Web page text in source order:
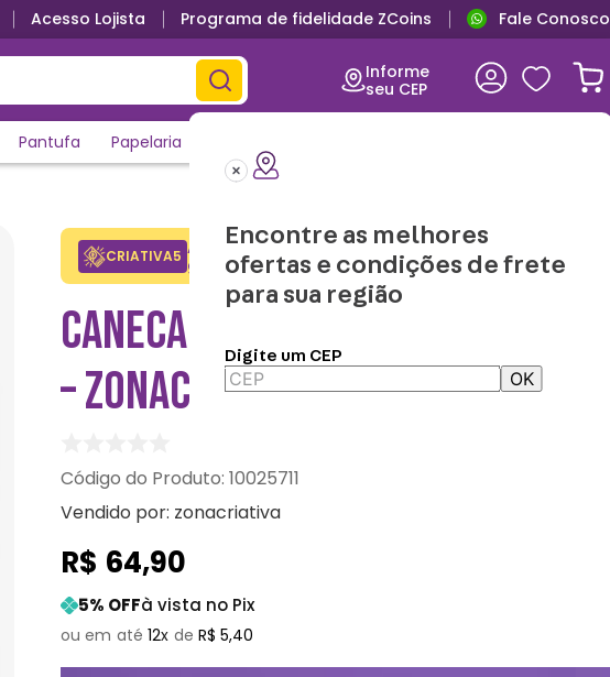
Acesso Lojista Programa de fidelidade ZCoins Fale Conosco
Informe
seu CEP
Encontre as melhores
ofertas e condições de frete
para sua região
Digite um CEP
OK
Pantufa Papelaria
CRIATIVA5 Adicione o cupom no carrinho e
ganhe desconto na 1a compra.
Copiar
CANECA STONE SEMEIE AMOR
– ZONACRIATIVA
:10025711
Vendido por: zonacriativa
R$ 64,90
5% OFFà vista no Pix
12 R$ 5,40